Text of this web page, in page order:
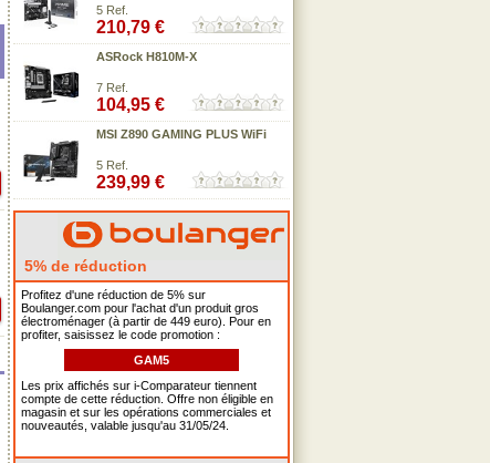
5 Ref.
210,79 €
ASRock H810M-X
7 Ref.
104,95 €
MSI Z890 GAMING PLUS WiFi
5 Ref.
239,99 €
5% de réduction
Profitez d'une réduction de 5% sur
Boulanger.com pour l'achat d'un produit gros
électroménager (à partir de 449 euro). Pour en
profiter, saisissez le code promotion :
GAM5
Les prix affichés sur i-Comparateur tiennent
compte de cette réduction. Offre non éligible en
magasin et sur les opérations commerciales et
nouveautés, valable jusqu'au 31/05/24.